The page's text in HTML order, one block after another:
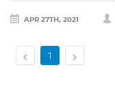
APR 27TH, 2021
 